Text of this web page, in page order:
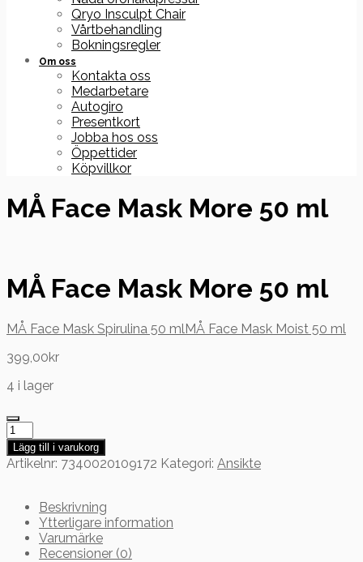
Qryo Insculpt Chair
Vårtbehandling
Bokningsregler
Om oss
Kontakta oss
Medarbetare
Autogiro
Presentkort
Jobba hos oss
Öppettider
Köpvillkor
MÅ Face Mask More 50 ml
MÅ Face Mask More 50 ml
MÅ Face Mask Spirulina 50 ml MÅ Face Mask Moist 50 ml
399,00kr
4 i lager
MÅ
Face
Mask
mängd
Lägg till i varukorg
Artikelnr: 7340020109172 Kategori: Ansikte
Beskrivning
Ytterligare information
Varumärke
Recensioner (0)